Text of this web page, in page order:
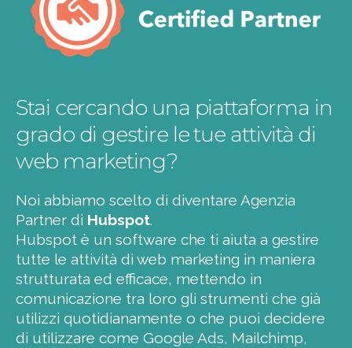
Stai cercando una piattaforma in
grado di gestire le tue attività di
web marketing?
Noi abbiamo scelto di diventare Agenzia
Partner di Hubspot.
Hubspot è un software che ti aiuta a gestire
tutte le attività di web marketing in maniera
strutturata ed efficace, mettendo in
comunicazione tra loro gli strumenti che già
utilizzi quotidianamente o che puoi decidere
di utilizzare come Google Ads, Mailchimp,